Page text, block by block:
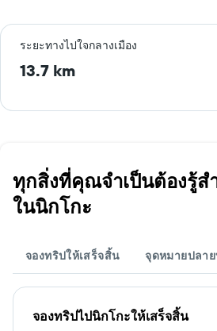
ระยะทางไปใจกลางเมือง
13.7 km
ทุกสิ่งที่คุณจำเป็นต้องรู้ส
ในนิกโกะ
จองทริปให้เสร็จสิ้น จุดหมายปลา
จองทริปไปนิกโกะให้เสร็จสิ้น